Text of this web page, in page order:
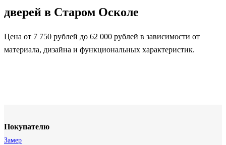
дверей в Старом Осколе
Цена от 7 750 рублей до 62 000 рублей в зависимости от
материала, дизайна и функциональных характеристик.
Покупателю
Замер